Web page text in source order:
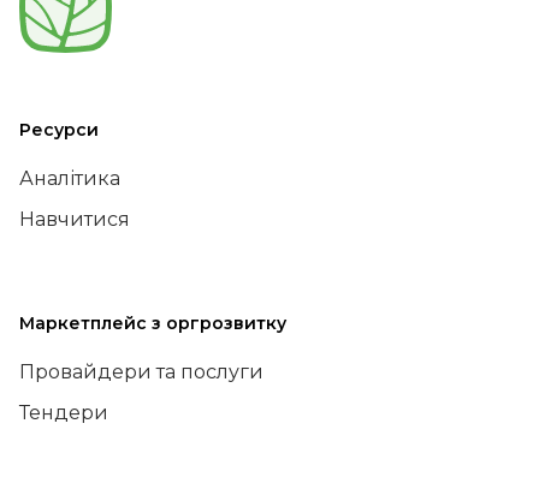
Ресурси
Аналітика
Навчитися
Маркетплейс з оргрозвитку
Провайдери та послуги
Тендери